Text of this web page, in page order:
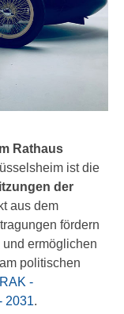
Rathaus
ist die
der
aus dem
fördern
ermöglichen
am politischen
-
2031.